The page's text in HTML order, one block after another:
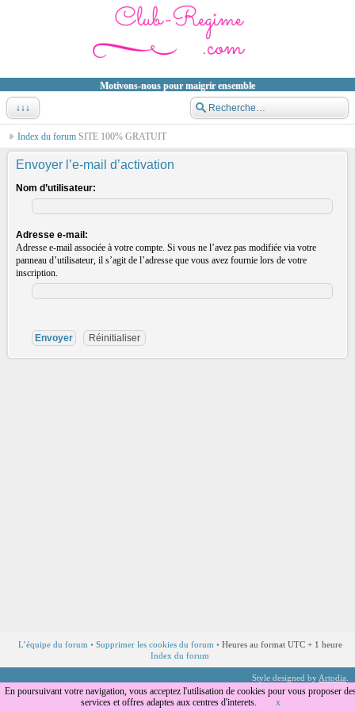
Motivons-nous pour maigrir ensemble
↓↓↓
Index du forum SITE 100% GRATUIT
Envoyer l’e-mail d’activation
Nom d’utilisateur:
Adresse e-mail:
Adresse e-mail associée à votre compte. Si vous ne l’avez pas modifiée via votre
panneau d’utilisateur, il s’agit de l’adresse que vous avez fournie lors de votre
inscription.
L’équipe du forum • Supprimer les cookies du forum • Heures au format UTC + 1 heure
Index du forum
Traduction par phpBB-fr.com
Style designed by Artodia
En poursuivant votre navigation, vous acceptez l'utilisation de cookies pour vous proposer
services et offres adaptes aux centres d'interets.
x